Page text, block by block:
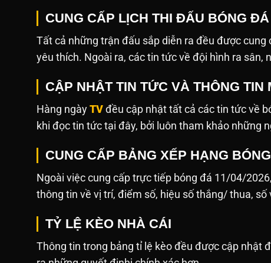
CUNG CẤP LỊCH THI ĐẤU BÓNG
Tất cả những trận đấu sắp diễn ra đều được
yêu thích. Ngoài ra, các tin tức về đội hình ra
CẬP NHẬT TIN TỨC VÀ THÔNG
Hàng ngày TV đều cập nhật tất cả các tin tức về
khi đọc tin tức tại đây, bởi luôn tham khảo những
CUNG CẤP BẢNG XẾP HẠNG
Ngoài việc cung cấp trực tiếp bóng đá 11/04/
thông tin về vị trí, điểm số, hiệu số thắng/ thua, số
TỶ LỆ KÈO NHÀ CÁI
Thông tin trong bảng tỉ lệ kèo đều được cập nhật